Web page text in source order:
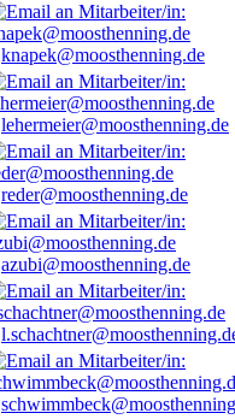
knapek@moosthenning.de
lehermeier@moosthenning.de
reder@moosthenning.de
azubi@moosthenning.de